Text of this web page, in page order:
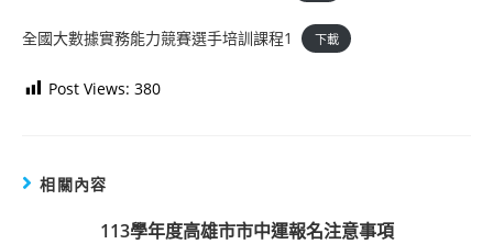
全國大數據實務能力競賽選手培訓課程1 下載
Post Views: 380
相關內容
113學年度高雄市市中運報名注意事項